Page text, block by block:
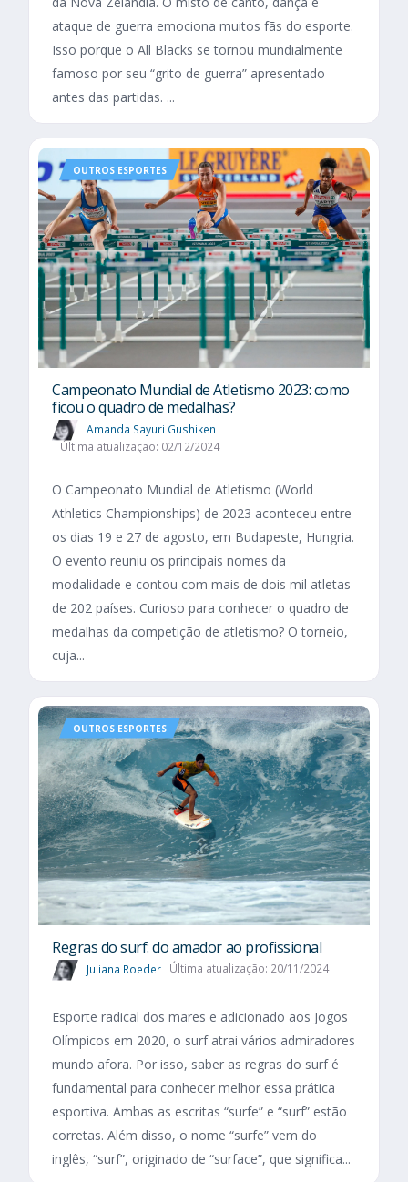
ataque de guerra emociona muitos fãs do esporte.
Isso porque o All Blacks se tornou mundialmente
famoso por seu “grito de guerra” apresentado
antes das partidas. ...
OUTROS ESPORTES
Campeonato Mundial de Atletismo 2023: como
ficou o quadro de medalhas?
Amanda Sayuri Gushiken
Última atualização: 02/12/2024
O Campeonato Mundial de Atletismo (World
Athletics Championships) de 2023 aconteceu entre
os dias 19 e 27 de agosto, em Budapeste, Hungria.
O evento reuniu os principais nomes da
modalidade e contou com mais de dois mil atletas
de 202 países. Curioso para conhecer o quadro de
medalhas da competição de atletismo? O torneio,
cuja...
OUTROS ESPORTES
Regras do surf: do amador ao profissional
Juliana Roeder Última atualização: 20/11/2024
Esporte radical dos mares e adicionado aos Jogos
Olímpicos em 2020, o surf atrai vários admiradores
mundo afora. Por isso, saber as regras do surf é
fundamental para conhecer melhor essa prática
esportiva. Ambas as escritas “surfe” e “surf” estão
corretas. Além disso, o nome “surfe” vem do
inglês, “surf”, originado de “surface”, que significa...